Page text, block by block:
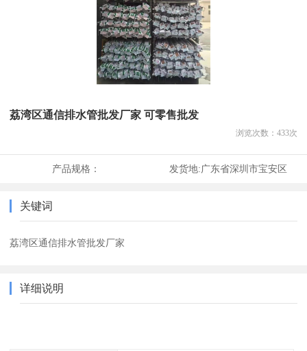
荔湾区通信排水管批发厂家 可零售批发
浏览次数： 433次
产品规格： 发货地:广东省深圳市宝安区
关键词
荔湾区通信排水管批发厂家
详细说明